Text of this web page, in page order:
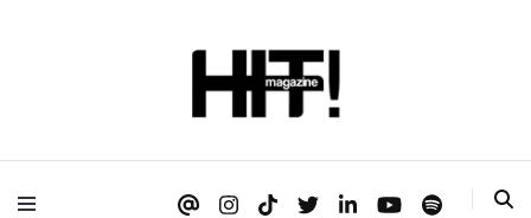
HIT!Magazine